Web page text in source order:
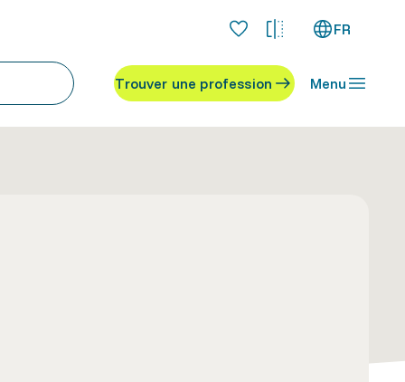
FR
Trouver une profession Menu